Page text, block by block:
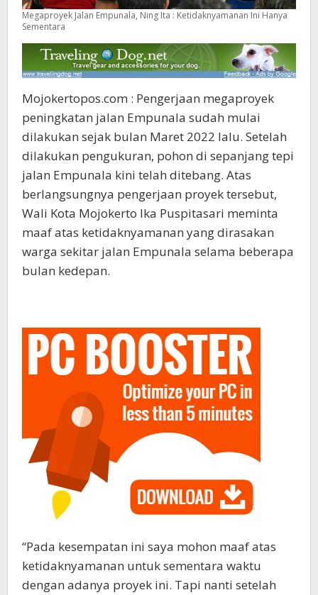
Megaproyek Jalan Empunala, Ning Ita : Ketidaknyamanan Ini Hanya
Sementara
Mojokertopos.com : Pengerjaan megaproyek
peningkatan jalan Empunala sudah mulai
dilakukan sejak bulan Maret 2022 lalu. Setelah
dilakukan pengukuran, pohon di sepanjang tepi
jalan Empunala kini telah ditebang. Atas
berlangsungnya pengerjaan proyek tersebut,
Wali Kota Mojokerto Ika Puspitasari meminta
maaf atas ketidaknyamanan yang dirasakan
warga sekitar jalan Empunala selama beberapa
bulan kedepan.
“Pada kesempatan ini saya mohon maaf atas
ketidaknyamanan untuk sementara waktu
dengan adanya proyek ini. Tapi nanti setelah